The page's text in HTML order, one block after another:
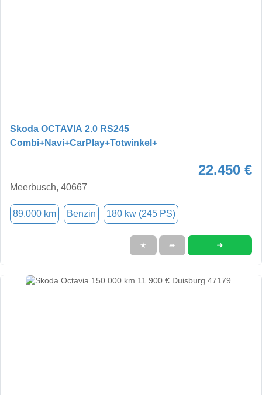
Skoda OCTAVIA 2.0 RS245
Combi+Navi+CarPlay+Totwinkel+
22.450 €
Meerbusch, 40667
89.000 km Benzin 180 kw (245 PS)
★ ➦ ➜